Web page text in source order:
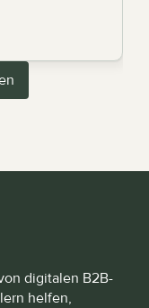
digitalen B2B-
helfen,